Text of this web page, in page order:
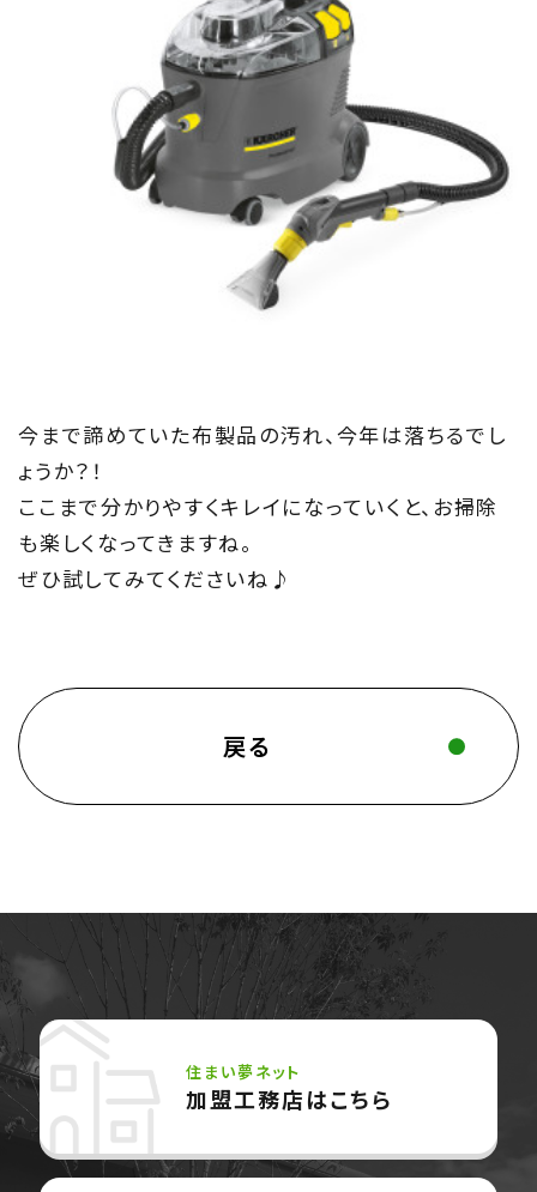
今まで諦めていた布製品の汚れ、今年は落ちるでし
ょうか？！
ここまで分かりやすくキレイになっていくと、お掃除
も楽しくなってきますね。
ぜひ試してみてくださいね♪
戻る
住まい夢ネット
加盟工務店はこちら